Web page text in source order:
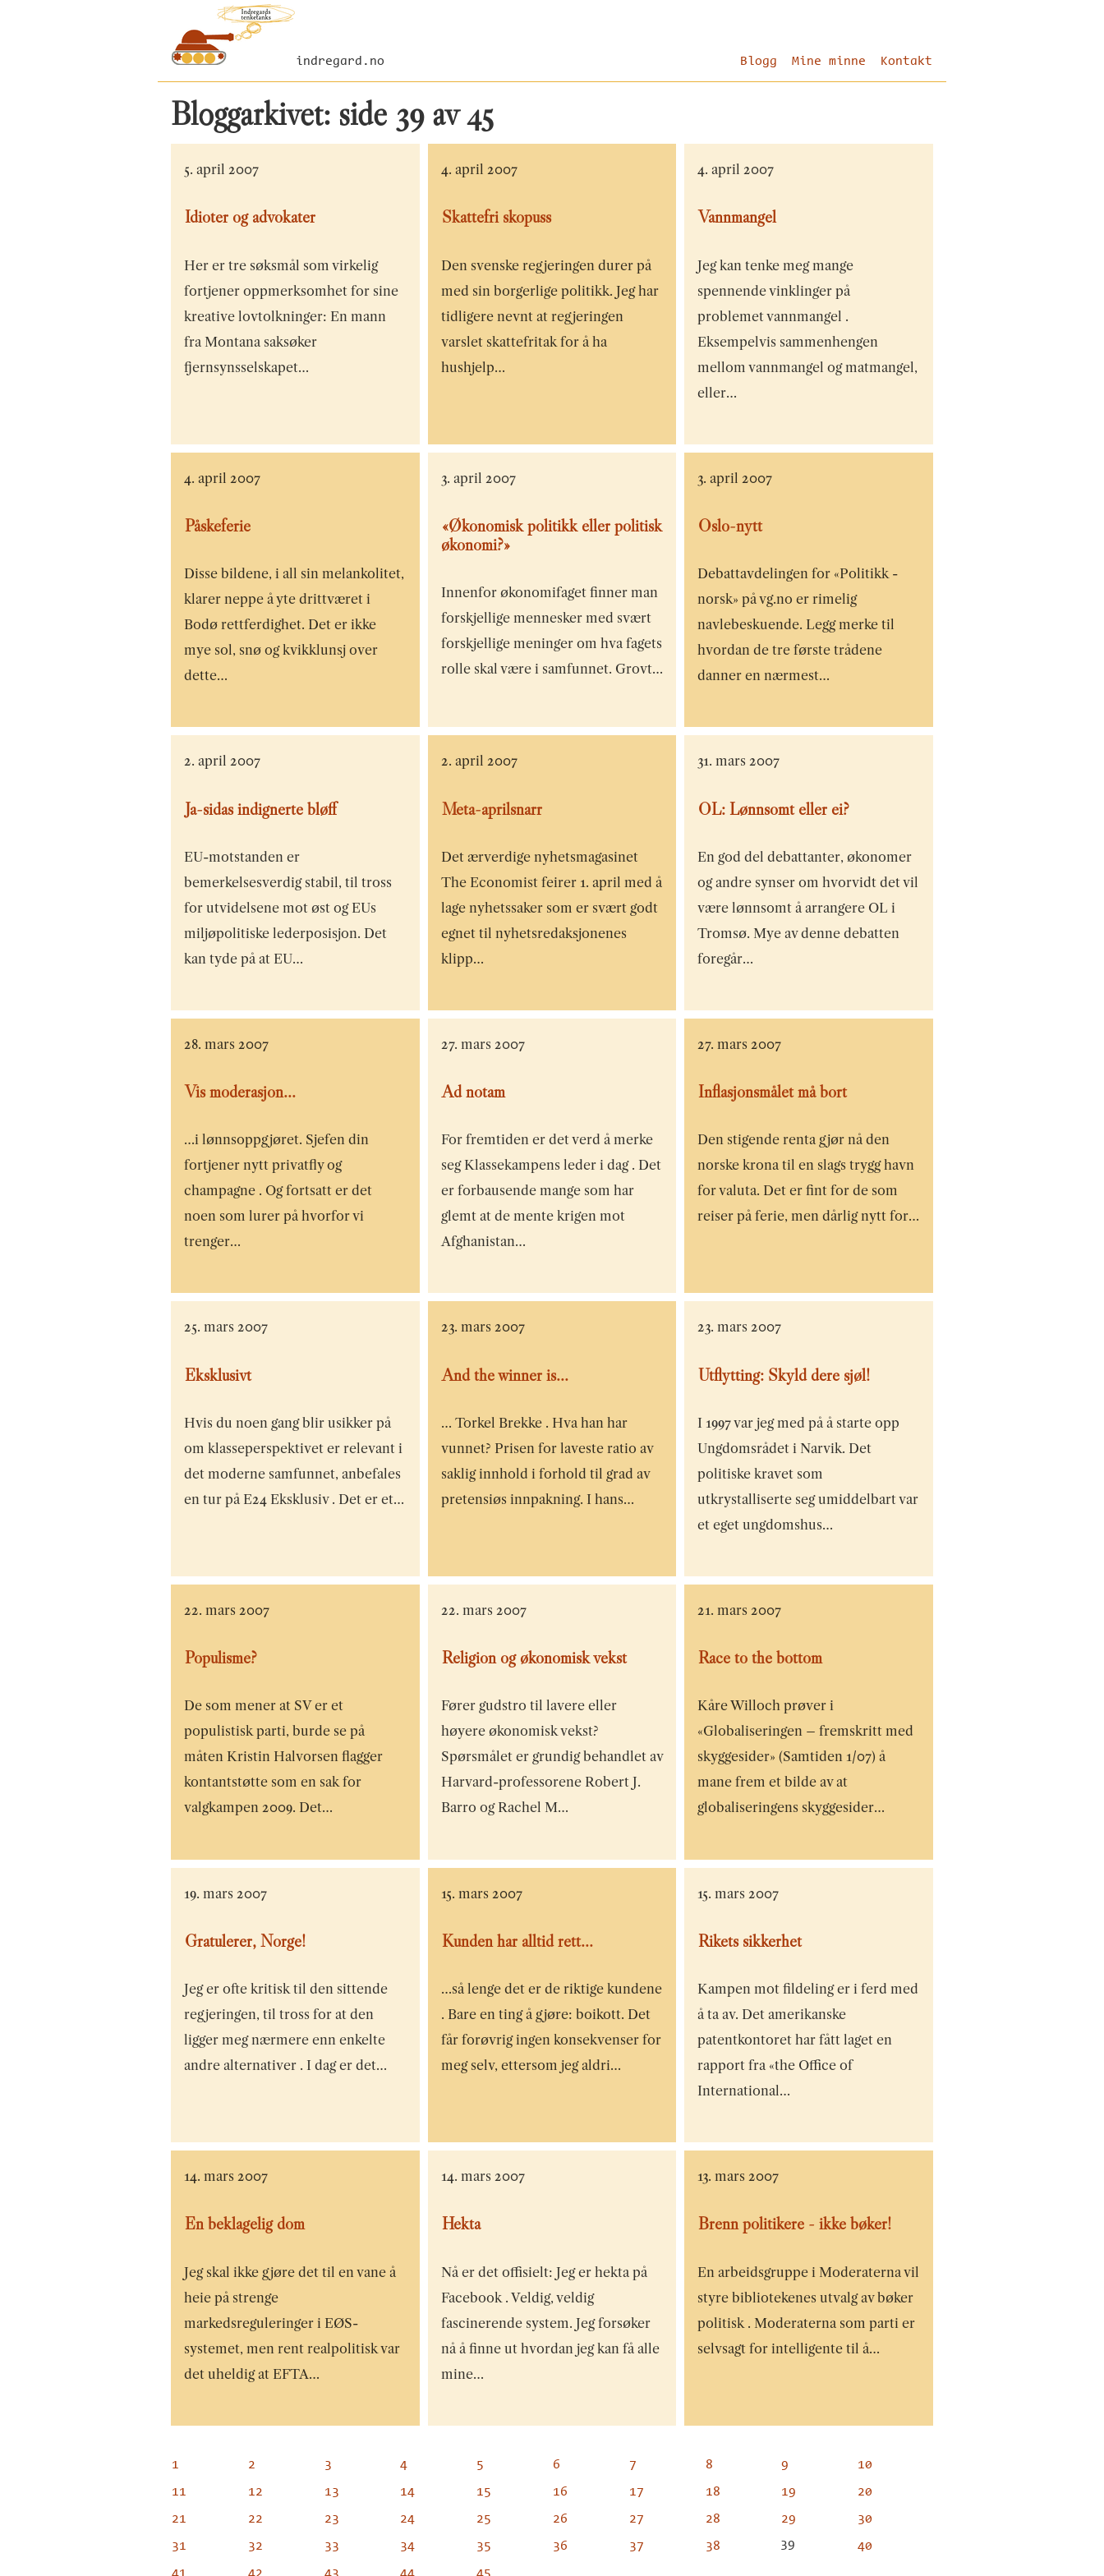
indregard.no Blogg Mine minne Kontakt
Bloggarkivet: side 39av45
5. april 2007
Idioter og advokater
Her er tre søksmål som virkelig
fortjener oppmerksomhet for sine
kreative lovtolkninger: En mann
fra Montana saksøker
fjernsynsselskapet…
4. april 2007
Skattefri skopuss
Den svenske regjeringen durer på
med sin borgerlige politikk. Jeg har
tidligere nevnt at regjeringen
varslet skattefritak for å ha
hushjelp…
4. april 2007
Vannmangel
Jeg kan tenke meg mange
spennende vinklinger på
problemet vannmangel .
Eksempelvis sammenhengen
mellom vannmangel og matmangel,
eller…
4. april 2007
Påskeferie
Disse bildene, i all sin melankolitet,
klarer neppe å yte drittværet i
Bodø rettferdighet. Det er ikke
mye sol, snø og kvikklunsj over
dette…
3. april 2007
«Økonomisk politikk eller politisk
økonomi?»
Innenfor økonomifaget finner man
forskjellige mennesker med svært
forskjellige meninger om hva fagets
rolle skal være i samfunnet. Grovt…
3. april 2007
Oslo-nytt
Debattavdelingen for «Politikk -
norsk» på vg.no er rimelig
navlebeskuende. Legg merke til
hvordan de tre første trådene
danner en nærmest…
2. april 2007
Ja-sidas indignerte bløff
EU-motstanden er
bemerkelsesverdig stabil, til tross
for utvidelsene mot øst og EUs
miljøpolitiske lederposisjon. Det
kan tyde på at EU…
2. april 2007
Meta-aprilsnarr
Det ærverdige nyhetsmagasinet
The Economist feirer 1. april med å
lage nyhetssaker som er svært godt
egnet til nyhetsredaksjonenes
klipp…
31. mars 2007
OL: Lønnsomt eller ei?
En god del debattanter, økonomer
og andre synser om hvorvidt det vil
være lønnsomt å arrangere OL i
Tromsø. Mye av denne debatten
foregår…
28. mars 2007
Vis moderasjon...
…i lønnsoppgjøret. Sjefen din
fortjener nytt privatfly og
champagne . Og fortsatt er det
noen som lurer på hvorfor vi
trenger…
27. mars 2007
Ad notam
For fremtiden er det verd å merke
seg Klassekampens leder i dag . Det
er forbausende mange som har
glemt at de mente krigen mot
Afghanistan…
27. mars 2007
Inflasjonsmålet må bort
Den stigende renta gjør nå den
norske krona til en slags trygg havn
for valuta. Det er fint for de som
reiser på ferie, men dårlig nytt for…
25. mars 2007
Eksklusivt
Hvis du noen gang blir usikker på
om klasseperspektivet er relevant i
det moderne samfunnet, anbefales
en tur på E24 Eksklusiv . Det er et…
23. mars 2007
And the winner is...
… Torkel Brekke . Hva han har
vunnet? Prisen for laveste ratio av
saklig innhold i forhold til grad av
pretensiøs innpakning. I hans…
23. mars 2007
Utflytting: Skyld dere sjøl!
I 1997 var jeg med på å starte opp
Ungdomsrådet i Narvik. Det
politiske kravet som
utkrystalliserte seg umiddelbart var
et eget ungdomshus…
22. mars 2007
Populisme?
De som mener at SV er et
populistisk parti, burde se på
måten Kristin Halvorsen flagger
kontantstøtte som en sak for
valgkampen 2009. Det…
22. mars 2007
Religion og økonomisk vekst
Fører gudstro til lavere eller
høyere økonomisk vekst?
Spørsmålet er grundig behandlet av
Harvard-professorene Robert J.
Barro og Rachel M…
21. mars 2007
Race to the bottom
Kåre Willoch prøver i
«Globaliseringen – fremskritt med
skyggesider» (Samtiden 1/07) å
mane frem et bilde av at
globaliseringens skyggesider…
19. mars 2007
Gratulerer, Norge!
Jeg er ofte kritisk til den sittende
regjeringen, til tross for at den
ligger meg nærmere enn enkelte
andre alternativer . I dag er det…
15. mars 2007
Kunden har alltid rett...
…så lenge det er de riktige kundene
. Bare en ting å gjøre: boikott. Det
får forøvrig ingen konsekvenser for
meg selv, ettersom jeg aldri…
15. mars 2007
Rikets sikkerhet
Kampen mot fildeling er i ferd med
å ta av. Det amerikanske
patentkontoret har fått laget en
rapport fra «the Office of
International…
14. mars 2007
En beklagelig dom
Jeg skal ikke gjøre det til en vane å
heie på strenge
markedsreguleringer i EØS-
systemet, men rent realpolitisk var
det uheldig at EFTA…
14. mars 2007
Hekta
Nå er det offisielt: Jeg er hekta på
Facebook . Veldig, veldig
fascinerende system. Jeg forsøker
nå å finne ut hvordan jeg kan få alle
mine…
13. mars 2007
Brenn politikere - ikke bøker!
En arbeidsgruppe i Moderaterna vil
styre bibliotekenes utvalg av bøker
politisk . Moderaterna som parti er
selvsagt for intelligente til å…
1 2 3 4 5 6 7 8 9 10
11 12 13 14 15 16 17 18 19 20
21 22 23 24 25 26 27 28 29 30
31 32 33 34 35 36 37 38 39 40